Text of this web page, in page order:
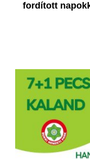
fordított